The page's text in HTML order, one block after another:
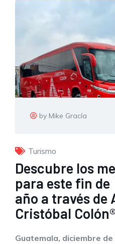
by Mike Gracía
Turismo
Descubre los
para este fin de
año a través de
Cristóbal Colón®
Guatemala, diciembre de